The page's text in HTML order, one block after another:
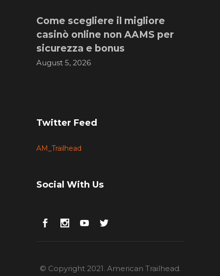
Come scegliere il migliore
casinò online non AAMS per
sicurezza e bonus
August 5, 2026
Twitter Feed
AM_Trailhead
Social With Us
© Copyright 2021. American Trailhead.